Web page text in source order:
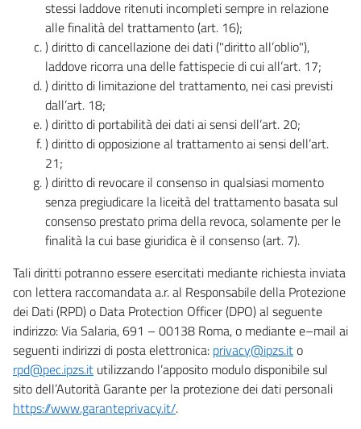
stessi laddove ritenuti incompleti sempre in relazione
alle finalità del trattamento (art. 16);
) diritto di cancellazione dei dati ("diritto all’oblio"),
laddove ricorra una delle fattispecie di cui all’art. 17;
) diritto di limitazione del trattamento, nei casi previsti
dall’art. 18;
) diritto di portabilità dei dati ai sensi dell’art. 20;
) diritto di opposizione al trattamento ai sensi dell’art.
21;
) diritto di revocare il consenso in qualsiasi momento
senza pregiudicare la liceità del trattamento basata sul
consenso prestato prima della revoca, solamente per le
finalità la cui base giuridica è il consenso (art. 7).
Tali diritti potranno essere esercitati mediante richiesta inviata
con lettera raccomandata a.r. al Responsabile della Protezione
dei Dati (RPD) o Data Protection Officer (DPO) al seguente
indirizzo: Via Salaria, 691 – 00138 Roma, o mediante e–mail ai
seguenti indirizzi di posta elettronica: privacy@ipzs.ito
rpd@pec.ipzs.it utilizzando l’apposito modulo disponibile sul
sito dell’Autorità Garante per la protezione dei dati personali
https://www.garanteprivacy.it/.